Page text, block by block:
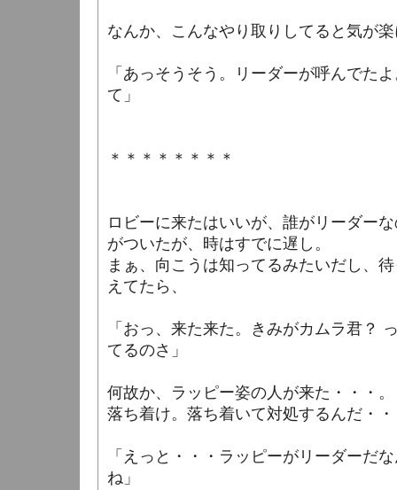
なんか、こんなやり取りしてると気が
「あっそうそう。リーダーが呼んでた
て」
＊＊＊＊＊＊＊＊
ロビーに来たはいいが、誰がリーダー
がついたが、時はすでに遅し。
まぁ、向こうは知ってるみたいだし、
えてたら、
「おっ、来た来た。きみがカムラ君？
てるのさ」
何故か、ラッピー姿の人が来た・・・。
落ち着け。落ち着いて対処するんだ・
「えっと・・・ラッピーがリーダーだ
ね」